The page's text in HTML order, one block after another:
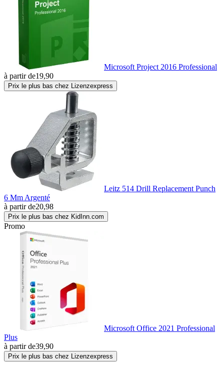
Microsoft Project 2016 Professional
à partir de19,90
Prix le plus bas chez Lizenzexpress
Leitz 514 Drill Replacement Punch
6 Mm Argenté
à partir de20,98
Prix le plus bas chez KidInn.com
Promo
Microsoft Office 2021 Professional
Plus
à partir de39,90
Prix le plus bas chez Lizenzexpress